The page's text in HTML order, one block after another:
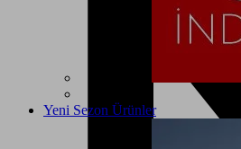
Yeni Sezon Ürünler